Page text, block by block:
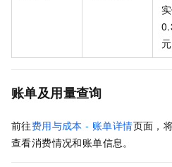
元
账单及用量查询
前往费用与成本 - 账单详情页面，
查看消费情况和账单信息。